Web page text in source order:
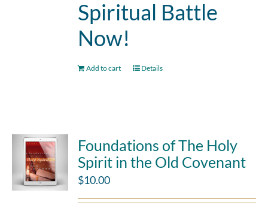
Spiritual Battle
Now!
Add to cart Details
Foundations of The Holy
Spirit in the Old Covenant
$10.00